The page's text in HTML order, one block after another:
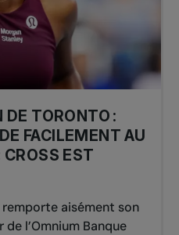
DE TORONTO :
FACILEMENT AU
EST
aisément son
l’Omnium Banque